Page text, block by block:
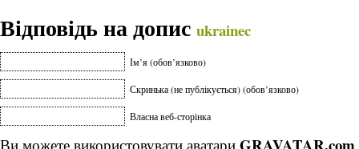
Відповідь на допис ukrainec
Ім’я (обов’язково)
Скринька (не публікується) (обов’язково)
Власна веб-сторінка
Ви можете використовувати аватари GRAVATAR.com